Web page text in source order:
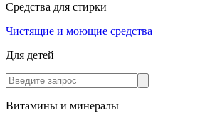
Средства для стирки
Чистящие и моющие средства
Для детей
Витамины и минералы